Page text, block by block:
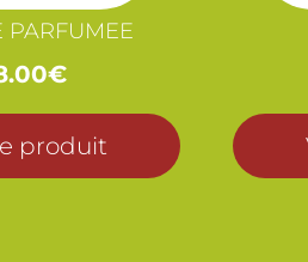
PARFUMEE
€
produit